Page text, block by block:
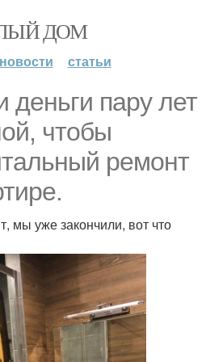
ДОМ
новости статьи
пару лет
чтобы
ремонт
мы уже закончили, вот что